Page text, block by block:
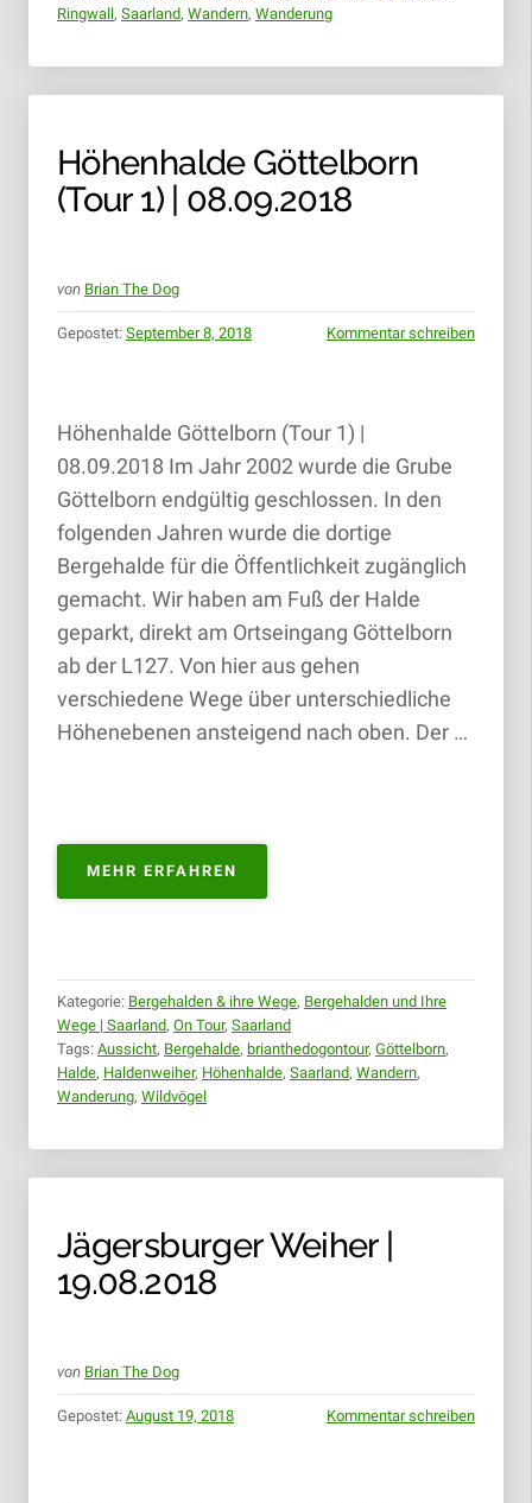
Ringwall, Saarland, Wandern, Wanderung
Höhenhalde Göttelborn
(Tour 1) | 08.09.2018
von Brian The Dog
Gepostet: September 8, 2018 Kommentar schreiben
Höhenhalde Göttelborn (Tour 1) |
08.09.2018 Im Jahr 2002 wurde die Grube
Göttelborn endgültig geschlossen. In den
folgenden Jahren wurde die dortige
Bergehalde für die Öffentlichkeit zugänglich
gemacht. Wir haben am Fuß der Halde
geparkt, direkt am Ortseingang Göttelborn
ab der L127. Von hier aus gehen
verschiedene Wege über unterschiedliche
Höhenebenen ansteigend nach oben. Der …
MEHR ERFAHREN
GÖTTELBORN
Kategorie: Bergehalden & ihre Wege, Bergehalden und Ihre
Wege | Saarland, On Tour, Saarland
Tags: Aussicht, Bergehalde, brianthedogontour, Göttelborn,
Halde, Haldenweiher, Höhenhalde, Saarland, Wandern,
Wanderung, Wildvögel
Jägersburger Weiher |
19.08.2018
von Brian The Dog
Gepostet: August 19, 2018 Kommentar schreiben